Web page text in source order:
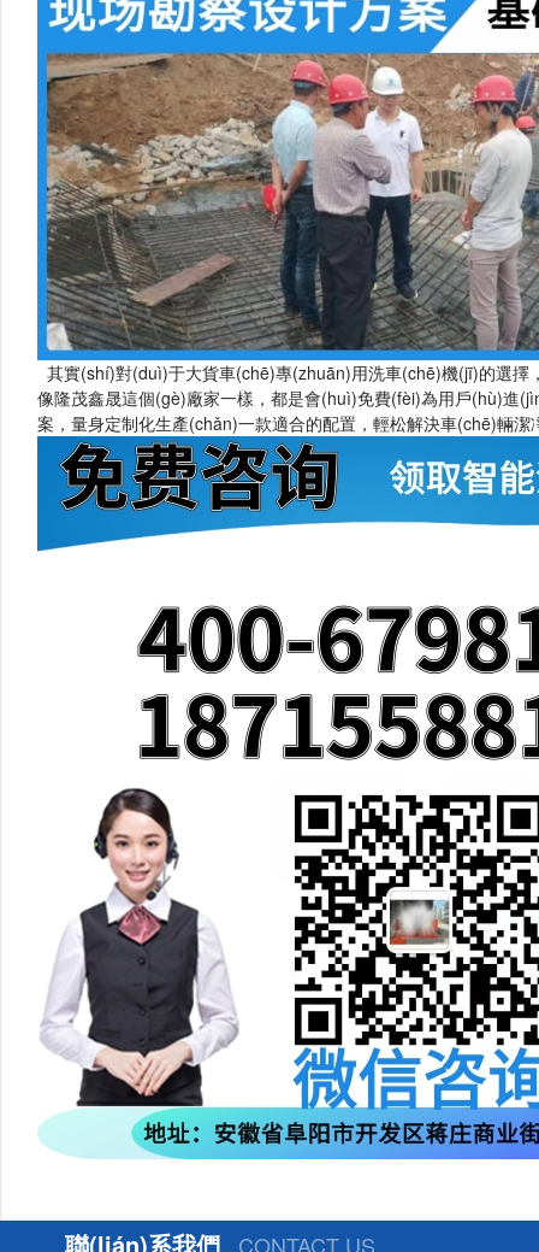
其實(shí)對(duì)于大貨車(chē)專(zhuān)用洗車(chē)機(jī)的選擇
像隆茂鑫晟這個(gè)廠家一樣，都是會(huì)免費(fèi)為用戶(hù)
案，量身定制化生產(chǎn)一款適合的配置，輕松解決車(chē)輛潔凈
聯(lián)系我們 CONTACT US